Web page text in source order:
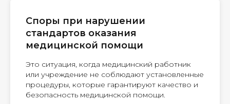
Споры при нарушении
стандартов оказания
медицинской помощи
Это ситуация, когда медицинский работник
или учреждение не соблюдают установленные
процедуры, которые гарантируют качество и
безопасность медицинской помощи.